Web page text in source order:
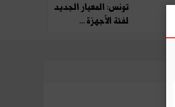
تونس: المعيار الجديد
لفئة الأجهزة ...